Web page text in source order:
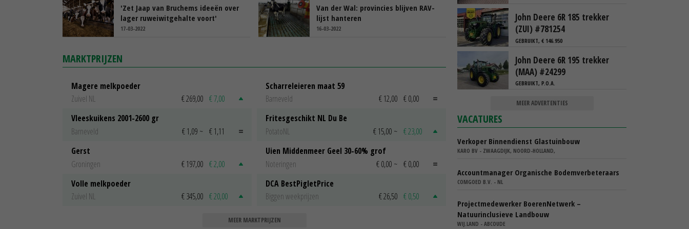
'Zet Jaap van Bruchems ideeën over
lager ruweiwitgehalte voort'
17-03-2022
Van der Wal: provincies blijven RAV-
lijst hanteren
16-03-2022
MARKTPRIJZEN
Magere melkpoeder
Zuivel NL
€ 269,00 € 7,00
Vleeskuikens 2001-2600 gr
Barneveld
€ 1,09 ~ € 1,11
Gerst
Groningen
€ 197,00 € 2,00
Volle melkpoeder
Zuivel NL
€ 345,00 € 20,00
Scharreleieren maat 59
Barneveld
€ 12,00 € 0,00
Fritesgeschikt NL Du Be
PotatoNL
€ 15,00 ~ € 23,00
Uien Middenmeer Geel 30-60% grof
Noteringen
€ 0,00 ~ € 0,00
DCA BestPigletPrice
Biggen weekprijzen
€ 26,50 € 0,50
MEER MARKTPRIJZEN
John Deere 6R 185 trekker
(ZUI) #781254
GEBRUIKT, € 146.950
John Deere 6R 195 trekker
(MAA) #24299
GEBRUIKT, P.O.A.
MEER ADVERTENTIES
VACATURES
Verkoper Binnendienst Glastuinbouw
KARO BV - ZWAAGDIJK, NOORD-HOLLAND,
Accountmanager Organische Bodemverbeteraars
COMGOED B.V. - NL
Projectmedewerker BoerenNetwerk –
Natuurinclusieve Landbouw
WIJ.LAND - ABCOUDE